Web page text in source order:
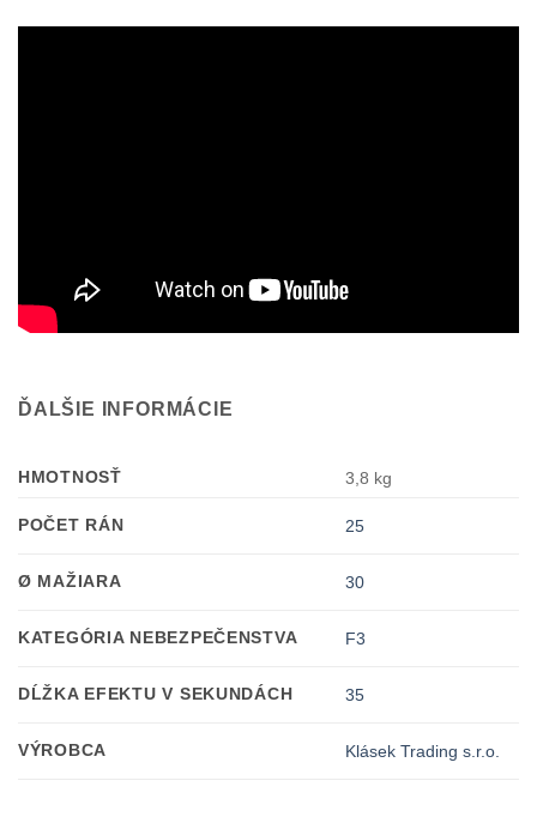
ĎALŠIE INFORMÁCIE
HMOTNOSŤ 3,8 kg
POČET RÁN 25
Ø MAŽIARA 30
KATEGÓRIA NEBEZPEČENSTVA F3
DĹŽKA EFEKTU V SEKUNDÁCH 35
VÝROBCA Klásek Trading s.r.o.